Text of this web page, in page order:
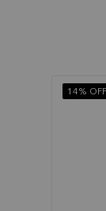
14% OFF